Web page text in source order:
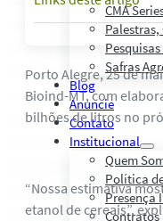
CMA
Palestras,
Safras
Blog
Anuncie
Contato
Institucional
Quem
Política
Presença
Contratos
Porto Alegre, 25 de
Bioind-MT, com
bilhões de litros no
“Nossa estimativa
etanol de cereais”,